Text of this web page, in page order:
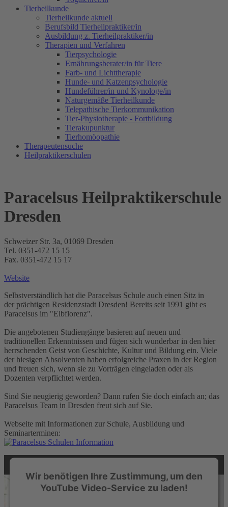
Tierheilkunde
Tierheilkunde aktuell
Berufsbild Tierheilpraktiker/in
Ausbildung z. Tierheilpraktiker/in
Therapien und Verfahren
Tierpsychologie
Ernährungsberater/in für Tiere
Farb- und Lichttherapie
Hunde- und Katzenpsychologie
Hundeführer/in und Kynologe/in
Naturgemäße Tierheilkunde
Telepathische Tierkommunikation
Tier-Physiotherapie - Fortbildung
Tierakupunktur
Tierhomöopathie
Therapeutensuche
Heilpraktikerschulen
Paracelsus Heilpraktikerschule
Dresden
Schweizer Str. 3a, 01069 Dresden
Tel. 0351-472 15 15
Fax. 0351-472 15 17
Website
Selbstverständlich hat die Paracelsus Schule auch einen Sitz in
der prächtigen Residenzstadt Dresden! Bereits seit 1991 gibt es
Paracelsus im "Elbflorenz".
Die angebotenen Studiengänge basieren auf neuen und
traditionellen Erkenntnissen und fügen sich wunderbar in den hier
herrschenden Geist von Geschichte, Kultur und Bildung ein. Viele
der hiesigen Absolventen haben erfolgreiche Praxen in der Region
und freuen sich, wenn sie zu Vorträgen eingeladen oder als
Dozenten verpflichtet werden.
Sind Sie neugierig geworden? Dann rufen Sie doch einfach an; das
Paracelsus Team in Dresden freut sich auf Sie.
Webseite mit Informationen zur Schule, Ausbildung und
Seminarterminen:
Wir benötigen Ihre Zustimmung, um den
YouTube Video-Service zu laden!